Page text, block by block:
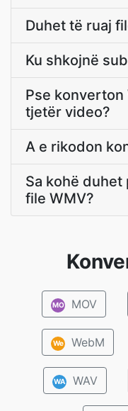
Duhet të ruaj
Ku shkojnë
Pse
tjetër video?
A e rikodon
Sa kohë
file WMV?
MO MOV
We WebM
WA WAV